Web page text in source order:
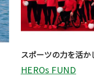
HEROs FUND
スポーツの力を活